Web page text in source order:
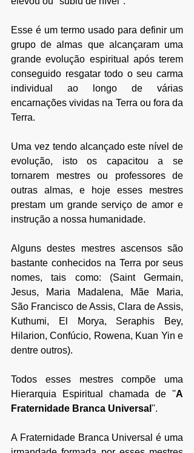
Esse é um termo usado para definir um
grupo de almas que alcançaram uma
grande evolução espiritual após terem
conseguido resgatar todo o seu carma
individual ao longo de várias
encarnações vividas na Terra ou fora da
Terra.
Uma vez tendo alcançado este nível de
evolução, isto os capacitou a se
tornarem mestres ou professores de
outras almas, e hoje esses mestres
prestam um grande serviço de amor e
instrução a nossa humanidade.
Alguns destes mestres ascensos são
bastante conhecidos na Terra por seus
nomes, tais como: (Saint Germain,
Jesus, Maria Madalena, Mãe Maria,
São Francisco de Assis, Clara de Assis,
Kuthumi, El Morya, Seraphis Bey,
Hilarion, Confúcio, Rowena, Kuan Yin e
dentre outros).
Todos esses mestres compõe uma
Hierarquia Espiritual chamada de ''A
Fraternidade Branca Universal ''.
A Fraternidade Branca Universal é uma